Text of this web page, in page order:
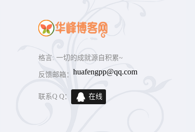
格言: 一切的成就源自积累~
反馈邮箱： huafengpp@qq.com
联系Q Q：
在线